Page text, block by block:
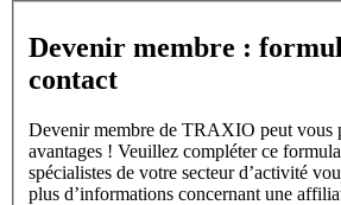
Devenir membre :
contact
Devenir membre de TRAXIO peut vous
avantages ! Veuillez compléter ce
spécialistes de votre secteur d’activité
plus d’informations concernant une